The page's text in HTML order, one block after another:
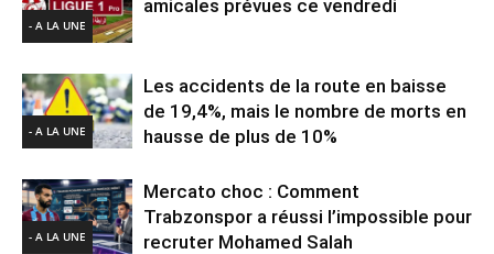
- A LA UNE
amicales prévues ce vendredi
- A LA UNE
Les accidents de la route en baisse
de 19,4%, mais le nombre de morts en
hausse de plus de 10%
- A LA UNE
Mercato choc : Comment
Trabzonspor a réussi l’impossible pour
recruter Mohamed Salah